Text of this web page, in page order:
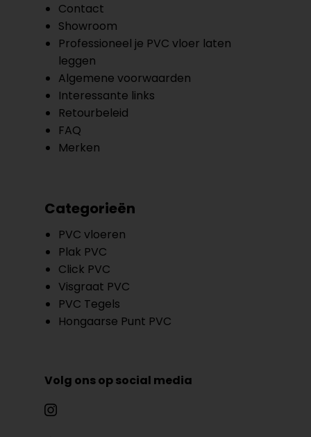
Contact
Showroom
Professioneel je PVC vloer laten
leggen
Algemene voorwaarden
Interessante links
Retourbeleid
FAQ
Merken
Categorieën
PVC vloeren
Plak PVC
Click PVC
Visgraat PVC
PVC Tegels
Hongaarse Punt PVC
Volg ons op social media